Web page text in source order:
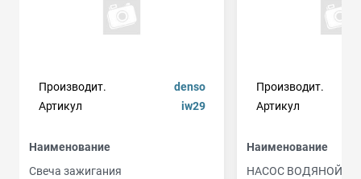
Производит.
denso
Артикул
iw29
Наименование
Свеча зажигания
Производит.
Артикул
Наименование
НАСОС ВОДЯНОЙ